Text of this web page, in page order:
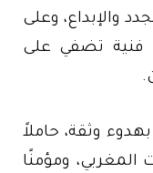
والإبداع، وعلى
فنية تضفي على
وثقة، حاملاً
ومؤمنًا